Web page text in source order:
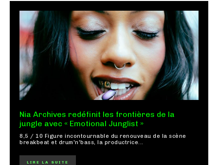
Nia Archives redéfinit les frontières de la
jungle avec « Emotional Junglist »
8,5 / 10 Figure incontournable du renouveau de la scène
breakbeat et drum'n'bass, la productrice...
LIRE LA SUITE